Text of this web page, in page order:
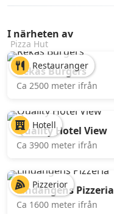
I närheten av
Pizza Hut
Restauranger
Rekas Burgers
Ca 2500 meter ifrån
Hotell
Quality Hotel View
Ca 3900 meter ifrån
Pizzerior
Lindängens Pizzeria
Ca 1600 meter ifrån